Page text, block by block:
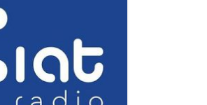
St. Kostka 2019
Siostry Elekty
Św. Jakuba Ap 2019
– 20 czerwca 2019